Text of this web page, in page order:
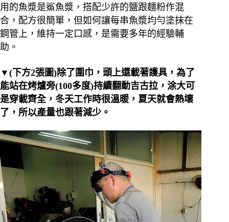
用的魚漿是鯊魚漿，搭配少許的鹽跟麵粉作混
合，配方很簡單，但如何讓每串魚漿均勻塗抹在
鋼管上，維持一定口感，是需要多年的經驗輔
助。
▼(下方2張圖)除了圍巾，頭上還載著護具，為了
能站在烤爐旁(100多度)持續翻動吉古拉，涂大可
是穿載齊全，冬天工作時很溫暖，夏天就會熱壞
了，所以產量也跟著減少。